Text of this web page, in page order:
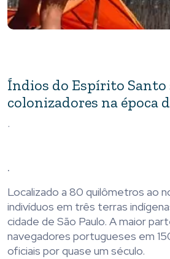
Índios do Espírito Santo
colonizadores na época
.
.
Localizado a 80 quilômetros ao
indivíduos em três terras
cidade de São Paulo. A maior
navegadores portugueses em
oficiais por quase um século.